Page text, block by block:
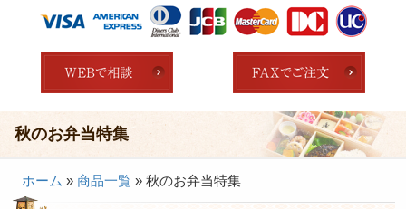
店舗の紹介
接客・おもてなし弁当
秋のお弁当特集
ホーム » 商品一覧 » 秋のお弁当特集